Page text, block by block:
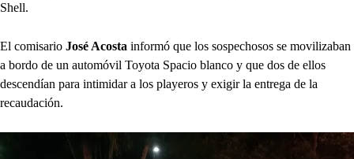
Shell.
El comisario José Acosta informó que los sospechosos se movilizaban
a bordo de un automóvil Toyota Spacio blanco y que dos de ellos
descendían para intimidar a los playeros y exigir la entrega de la
recaudación.